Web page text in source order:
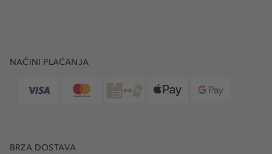
NAČINI PLAĆANJA
BRZA DOSTAVA